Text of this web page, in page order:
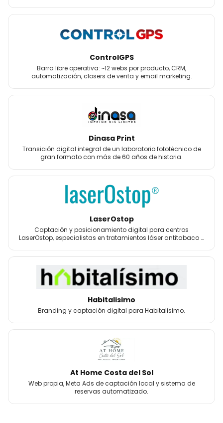
ControlGPS
Barra libre operativa: ~12 webs por producto, CRM,
automatización, closers de venta y email marketing.
Dinasa Print
Transición digital integral de un laboratorio fototécnico de
gran formato con más de 60 años de historia.
LaserOstop
Captación y posicionamiento digital para centros
LaserOstop, especialistas en tratamientos láser antitabaco y
Habitalisimo
Branding y captación digital para Habitalisimo.
At Home Costa del Sol
Web propia, Meta Ads de captación local y sistema de
reservas automatizado.